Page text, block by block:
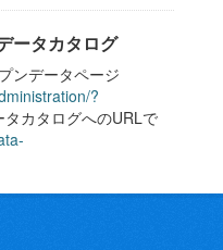
ータカタログ
ンデータページ
?
カタログへのURLで